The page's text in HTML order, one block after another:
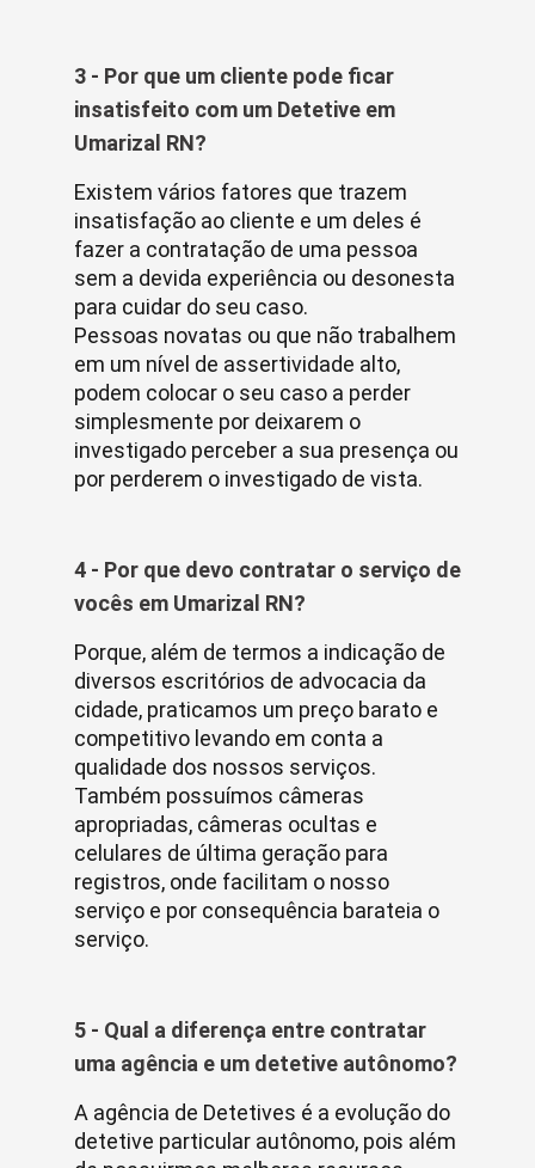
3 - Por que um cliente pode ficar
insatisfeito com um Detetive em
Umarizal RN?
Existem vários fatores que trazem
insatisfação ao cliente e um deles é
fazer a contratação de uma pessoa
sem a devida experiência ou desonesta
para cuidar do seu caso.
Pessoas novatas ou que não trabalhem
em um nível de assertividade alto,
podem colocar o seu caso a perder
simplesmente por deixarem o
investigado perceber a sua presença ou
por perderem o investigado de vista.
4 - Por que devo contratar o serviço de
vocês em Umarizal RN?
Porque, além de termos a indicação de
diversos escritórios de advocacia da
cidade, praticamos um preço barato e
competitivo levando em conta a
qualidade dos nossos serviços.
Também possuímos câmeras
apropriadas, câmeras ocultas e
celulares de última geração para
registros, onde facilitam o nosso
serviço e por consequência barateia o
serviço.
5 - Qual a diferença entre contratar
uma agência e um detetive autônomo?
A agência de Detetives é a evolução do
detetive particular autônomo, pois além